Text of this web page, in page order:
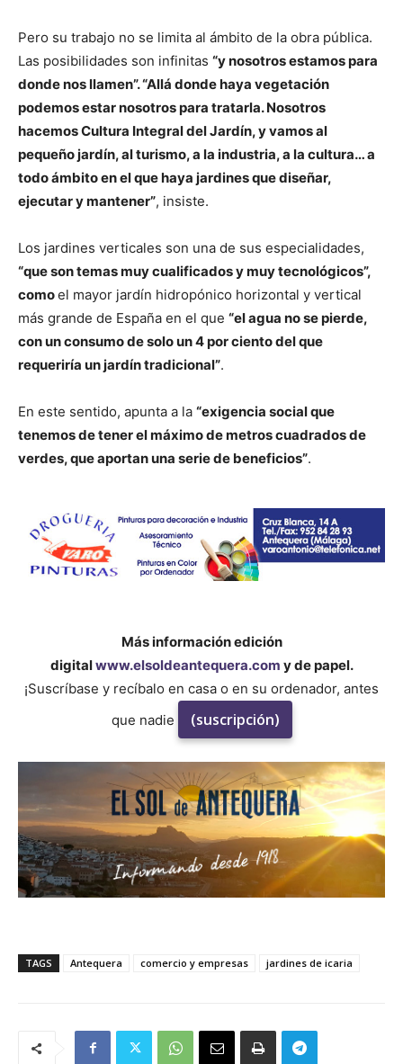
Pero su trabajo no se limita al ámbito de la obra pública.
Las posibilidades son infinitas “y nosotros estamos para
donde nos llamen”. “Allá donde haya vegetación
podemos estar nosotros para tratarla. Nosotros
hacemos Cultura Integral del Jardín, y vamos al
pequeño jardín, al turismo, a la industria, a la cultura… a
todo ámbito en el que haya jardines que diseñar,
ejecutar y mantener”, insiste.
Los jardines verticales son una de sus especialidades,
“que son temas muy cualificados y muy tecnológicos”,
comoel mayor jardín hidropónico horizontal y vertical
más grande de España en el que “el agua no se pierde,
con un consumo de solo un 4 por ciento del que
requeriría un jardín tradicional”.
En este sentido, apunta a la “exigencia social que
tenemos de tener el máximo de metros cuadrados de
verdes, que aportan una serie de beneficios”.
Más información edición
digitalwww.elsoldeantequera.com y de papel.
¡Suscríbase y recíbalo en casa o en su ordenador, antes
que nadie
(suscripción)
TAGS Antequera comercio y empresas jardines de icaria